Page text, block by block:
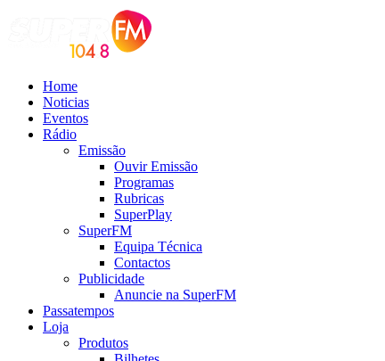
Home
Noticias
Eventos
Rádio
Emissão
Ouvir Emissão
Programas
Rubricas
SuperPlay
SuperFM
Equipa Técnica
Contactos
Publicidade
Anuncie na SuperFM
Passatempos
Loja
Produtos